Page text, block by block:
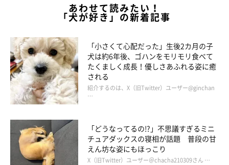
あわせて読みたい！
「犬が好き」の新着記事
「小さくて心配だった」生後2カ月の子
犬は約6年後、ゴハンをモリモリ食べて
たくましく成長！優しさあふれる姿に癒
される
紹介するのは、X（旧Twitter）ユーザー@ginchan
…
「どうなってるの!?」不思議すぎるミニ
チュアダックスの寝相が話題 普段の甘
えん坊な姿にもほっこり
X（旧Twitter）ユーザー＠chacha210309さん …